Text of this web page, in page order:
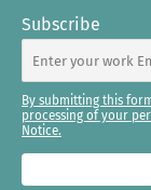
Subscribe
By submitting this
processing of your
Notice.